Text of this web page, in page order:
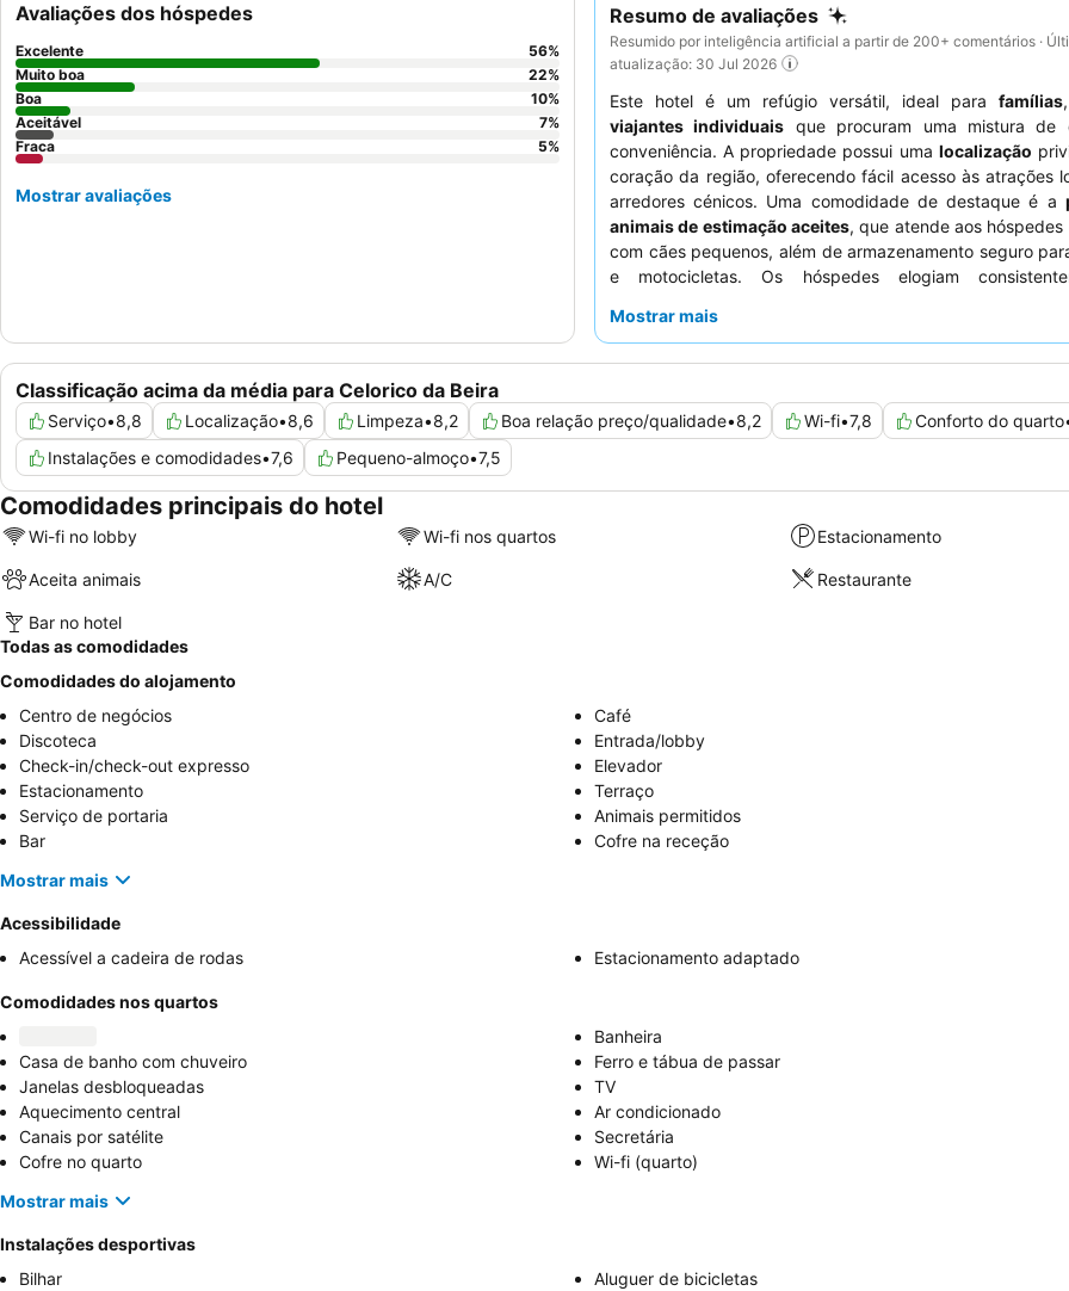
Resumo de avaliações
Resumido por inteligência artificial a partir de 200+ comentários ·
atualização: 30 Jul 2026
Este hotel é um refúgio versátil, ideal para famílias,
viajantes individuais que procuram uma mistura de
conveniência. A propriedade possui uma localização
coração da região, oferecendo fácil acesso às atrações
arredores cénicos. Uma comodidade de destaque é a
animais de estimação aceites, que atende aos hóspedes
com cães pequenos, além de armazenamento seguro
e motocicletas. Os hóspedes elogiam
de concierge e receção, e desfrutam da deliciosa
são aconselhados a solicitar um quarto com vista para o
Mostrar mais
Classificação acima da média para Celorico da Beira
Serviço•8,8 Localização•8,6 Limpeza•8,2 Boa relação preço/qualidade•8,2 Wi-fi•7,8 Conforto do quarto
Instalações e comodidades•7,6 Pequeno-almoço•7,5
Avaliações dos hóspedes
Excelente 56%
Muito boa
22%
Boa
10%
Aceitável
7%
Fraca
5%
Mostrar avaliações
Comodidades principais do hotel
Wi-fi no lobby Wi-fi nos quartos Estacionamento
Aceita animais A/C Restaurante
Bar no hotel
Todas as comodidades
Comodidades do alojamento
Centro de negócios
Café
Discoteca
Entrada/lobby
Check-in/check-out expresso
Elevador
Estacionamento
Terraço
Serviço de portaria
Animais permitidos
Bar
Cofre na receção
Mostrar mais
Acessibilidade
Acessível a cadeira de rodas
Estacionamento adaptado
Comodidades nos quartos
Banheira
Casa de banho com chuveiro
Ferro e tábua de passar
Janelas desbloqueadas
TV
Aquecimento central
Ar condicionado
Canais por satélite
Secretária
Cofre no quarto
Wi-fi (quarto)
Mostrar mais
Instalações desportivas
Bilhar
Aluguer de bicicletas